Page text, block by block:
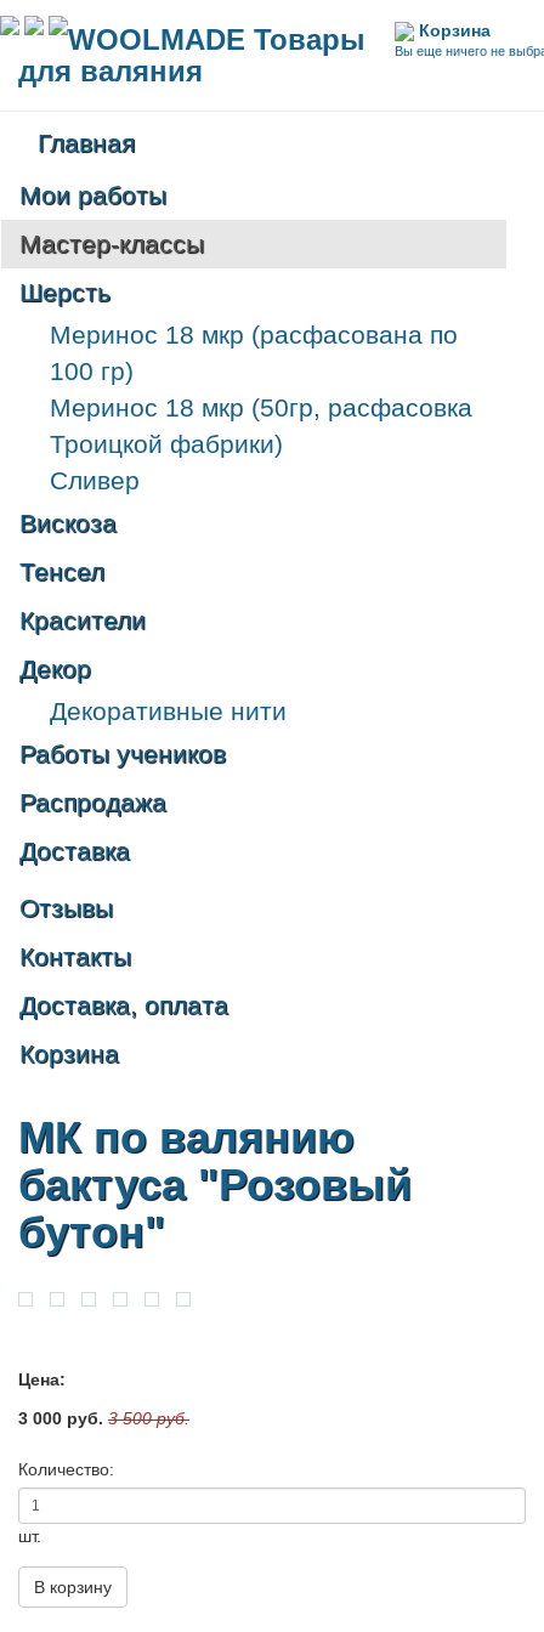
Корзина
Вы еще ничего не
WOOLMADE Товары
для валяния
Главная
Мои работы
Мастер-классы
Шерсть
Меринос 18 мкр (расфасована по
100 гр)
Меринос 18 мкр (50гр, расфасовка
Троицкой фабрики)
Сливер
Вискоза
Тенсел
Красители
Декор
Декоративные нити
Работы учеников
Распродажа
Доставка
Отзывы
Контакты
Доставка, оплата
Корзина
МК по валянию
бактуса "Розовый
бутон"
Цена:
3 000 руб. 3 500 руб.
Количество:
шт.
В корзину